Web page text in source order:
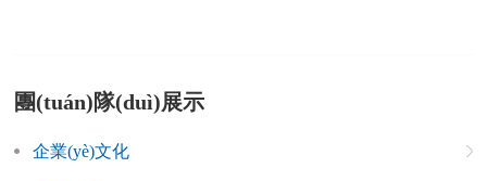
團(tuán)隊(duì)展示
企業(yè)文化